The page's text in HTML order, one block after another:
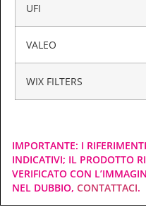
UFI
VALEO
WIX FILTERS
IMPORTANTE: I
INDICATIVI; IL PRODOTTO
VERIFICATO CON
NEL DUBBIO, CONTATTACI.